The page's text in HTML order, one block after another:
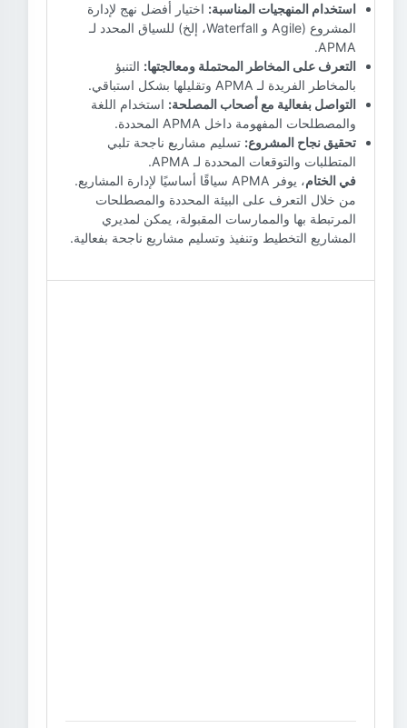
استخدام المنهجيات المناسبة: اختيار أفضل نهج لإدارة
المشروع (Agile و Waterfall، إلخ) للسياق المحدد لـ
APMA.
التعرف على المخاطر المحتملة ومعالجتها: التنبؤ
بالمخاطر الفريدة لـ APMA وتقليلها بشكل استباقي.
التواصل بفعالية مع أصحاب المصلحة: استخدام اللغة
والمصطلحات المفهومة داخل APMA المحددة.
تحقيق نجاح المشروع: تسليم مشاريع ناجحة تلبي
المتطلبات والتوقعات المحددة لـ APMA.
في الختام
، يوفر APMA سياقًا أساسيًا لإدارة المشاريع.
من خلال التعرف على البيئة المحددة والمصطلحات
المرتبطة بها والممارسات المقبولة، يمكن لمديري
المشاريع التخطيط وتنفيذ وتسليم مشاريع ناجحة بفعالية.